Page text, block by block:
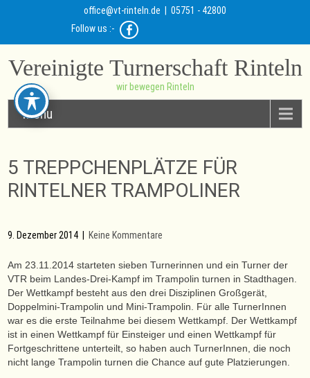
office@vt-rinteln.de | 05751 - 42800
Follow us :-
Vereinigte Turnerschaft Rinteln
wir bewegen Rinteln
Menu
5 TREPPCHENPLÄTZE FÜR
RINTELNER TRAMPOLINER
9. Dezember 2014 Keine Kommentare
Am 23.11.2014 starteten sieben Turnerinnen und ein Turner der
VTR beim Landes-Drei-Kampf im Trampolin turnen in Stadthagen.
Der Wettkampf besteht aus den drei Disziplinen Großgerät,
Doppelmini-Trampolin und Mini-Trampolin. Für alle TurnerInnen
war es die erste Teilnahme bei diesem Wettkampf. Der Wettkampf
ist in einen Wettkampf für Einsteiger und einen Wettkampf für
Fortgeschrittene unterteilt, so haben auch TurnerInnen, die noch
nicht lange Trampolin turnen die Chance auf gute Platzierungen.